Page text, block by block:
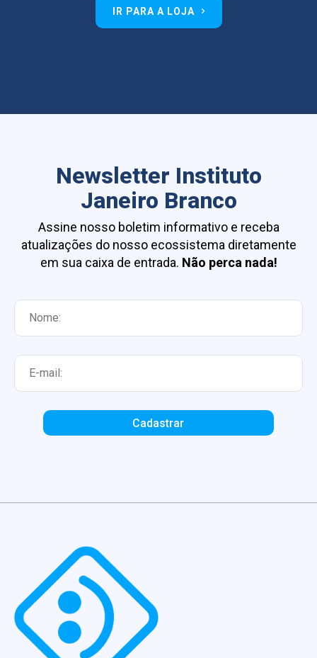
IR PARA A LOJA
Newsletter Instituto
Janeiro Branco
Assine nosso boletim informativo e receba
atualizações do nosso ecossistema diretamente
em sua caixa de entrada. Não perca nada!